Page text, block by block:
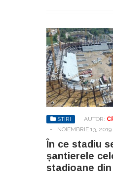
STIRI AUTOR:
-
NOIEMBRIE 13, 2019
În ce stadiu
șantierele
stadioane